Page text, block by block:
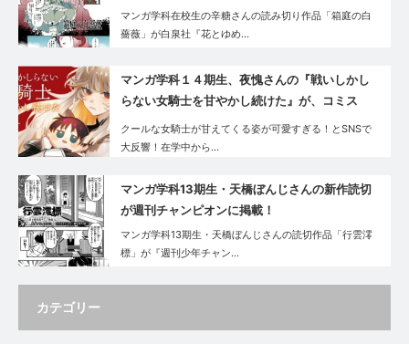
マンガ学科在校生の辛糖さんの読み切り作品「箱庭の白
薔薇」が白泉社『花とゆめ…
マンガ学科１４期生、夜愧さんの『戦いしかし
らない女騎士を甘やかし続けた』が、コミス
マ・GANMA!で好評連載中です！
クールな女騎士が甘えてくる姿が可愛すぎる！とSNSで
大反響！在学中から…
マンガ学科13期生・天橋ぼんじさんの新作読切
が週刊チャンピオンに掲載！
マンガ学科13期生・天橋ぼんじさんの読切作品「行雲澪
標」が『週刊少年チャン…
カテゴリー